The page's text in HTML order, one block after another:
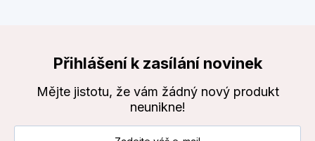
Přihlášení k zasílání novinek
Mějte jistotu, že vám žádný nový produkt
neunikne!